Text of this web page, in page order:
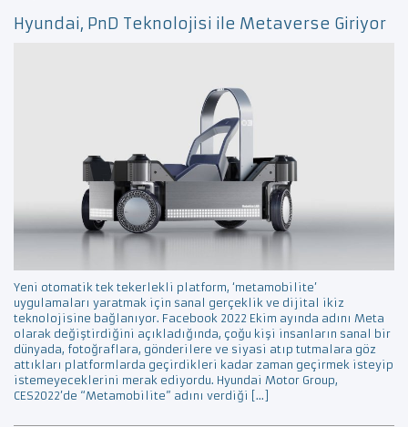
Hyundai, PnD Teknolojisi ile Metaverse Giriyor
Yeni otomatik tek tekerlekli platform, ‘metamobilite’
uygulamaları yaratmak için sanal gerçeklik ve dijital ikiz
teknolojisine bağlanıyor. Facebook 2022 Ekim ayında adını Meta
olarak değiştirdiğini açıkladığında, çoğu kişi insanların sanal bir
dünyada, fotoğraflara, gönderilere ve siyasi atıp tutmalara göz
attıkları platformlarda geçirdikleri kadar zaman geçirmek isteyip
istemeyeceklerini merak ediyordu. Hyundai Motor Group,
CES2022’de “Metamobilite” adını verdiği […]